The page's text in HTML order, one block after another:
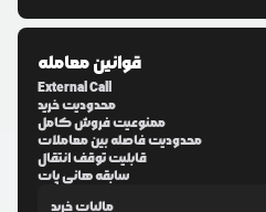
قوانین معامله
External Call
محدودیت خرید
ممنوعیت فروش کامل
محدودیت فاصله بین معاملات
قابلیت توقف انتقال
سابقه هانی پات
مالیات خرید